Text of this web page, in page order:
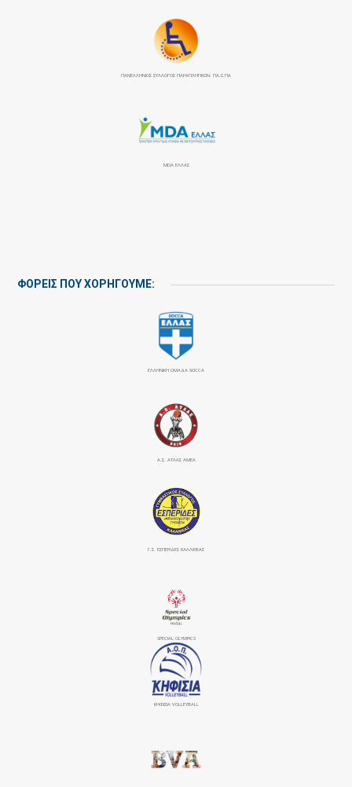
ΠΑΝΕΛΛΉΝΙΟΣ ΣΎΛΛΟΓΟΣ ΠΑΡΑΠΛΗΓΙΚΏΝ: ΠΑ.Σ.ΠΑ
MDA ΕΛΛΑΣ
ΦΟΡΕΙΣ ΠΟΥ ΧΟΡΗΓΟΥΜΕ:
ΕΛΛΗΝΙΚΗ ΟΜΑΔΑ SOCCA
Α.Σ. ΑΤΛΑΣ ΑΜΕΑ
Γ.Σ. ΕΣΠΕΡΙΔΕΣ ΚΑΛΛΙΘΕΑΣ
SPECIAL OLYMPICS
ΚΗΦΙΣΙΆ VOLLEYBALL